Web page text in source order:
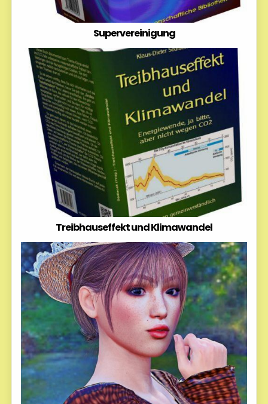
Supervereinigung
Treibhauseffekt und Klimawandel